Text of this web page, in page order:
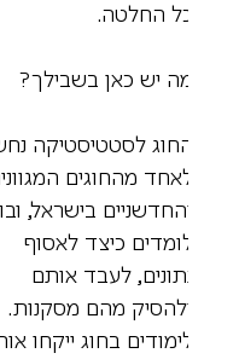
החלטה.
יש כאן בשבילך?
לסטטיסטיקה נחשב
מהחוגים המגוונים
בישראל, ובו
כיצד לאסוף
לעבד אותם
מהם מסקנות.
בחוג ייקחו אותך